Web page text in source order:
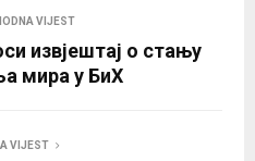
VIJEST
извјештај о стању
мира у БиХ
VIJEST